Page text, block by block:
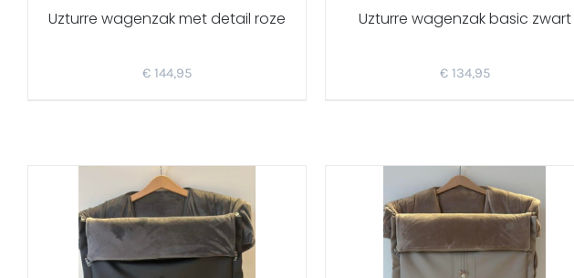
Uzturre wagenzak met detail roze
€ 144,95
Uzturre wagenzak basic zwart
€134,95